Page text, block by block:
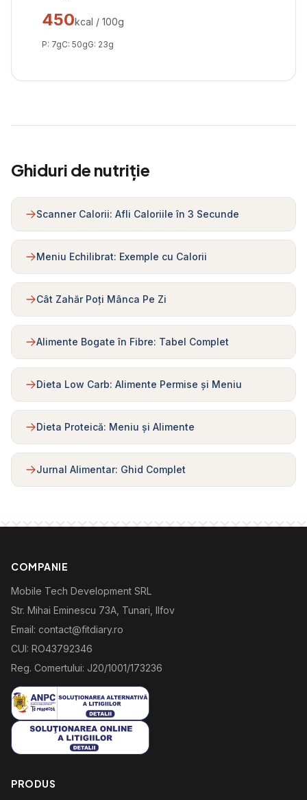
450kcal / 100g
P: 7gC: 50gG: 23g
Ghiduri de nutriție
Scanner Calorii: Afli Caloriile în 3 Secunde
Meniu Echilibrat: Exemple cu Calorii
Cât Zahăr Poți Mânca Pe Zi
Alimente Bogate în Fibre: Tabel Complet
Dieta Low Carb: Alimente Permise și Meniu
Dieta Proteică: Meniu și Alimente
Jurnal Alimentar: Ghid Complet
COMPANIE
Mobile Tech Development SRL
Str. Mihai Eminescu 73A, Tunari, Ilfov
Email: contact@fitdiary.ro
CUI: RO43792346
Reg. Comertului: J20/1001/173236
PRODUS